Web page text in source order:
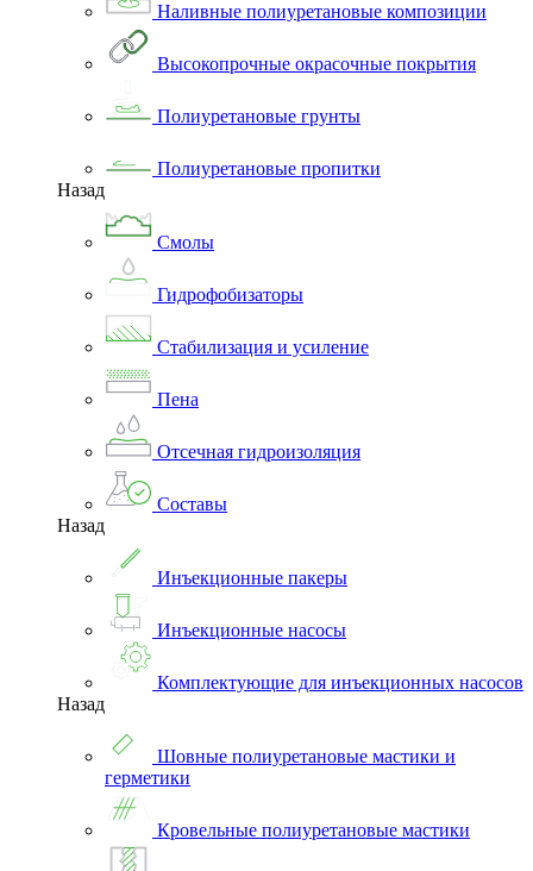
Наливные полиуретановые композиции
Высокопрочные окрасочные покрытия
Полиуретановые грунты
Полиуретановые пропитки
Назад
Смолы
Гидрофобизаторы
Стабилизация и усиление
Пена
Отсечная гидроизоляция
Составы
Назад
Инъекционные пакеры
Инъекционные насосы
Комплектующие для инъекционных насосов
Назад
Шовные полиуретановые мастики и
герметики
Кровельные полиуретановые мастики